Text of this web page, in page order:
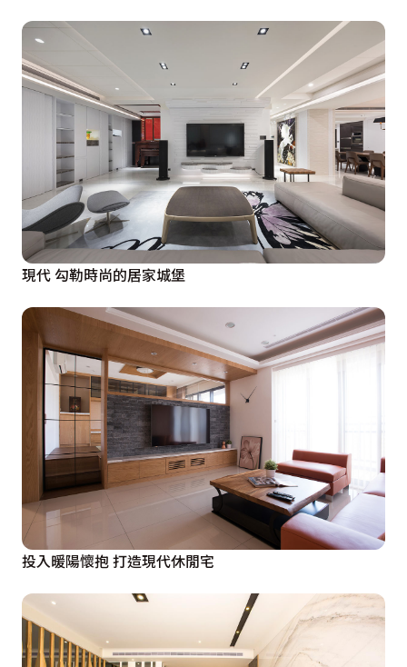
現代 勾勒時尚的居家城堡
投入暖陽懷抱 打造現代休閒宅